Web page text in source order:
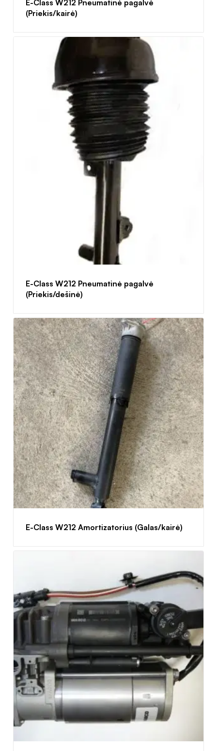
E-Class W212 Pneumatinė pagalvė
(Priekis/kairė)
E-Class W212 Pneumatinė pagalvė
(Priekis/dešinė)
E-Class W212 Amortizatorius (Galas/kairė)